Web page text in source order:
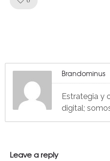
Brandominus
Estrategia y
digital;
Leave a reply